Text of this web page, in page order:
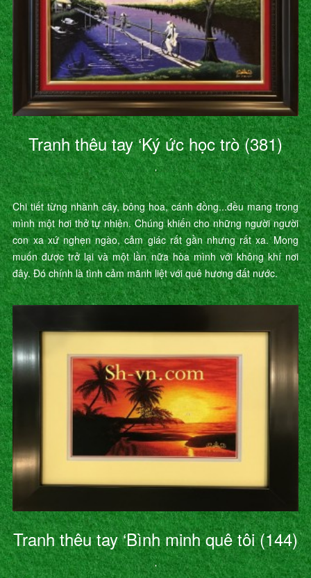
Tranh thêu tay ‘Ký ức học trò (381)
’
Chi tiết từng nhành cây, bông hoa, cánh đồng...đều mang trong
mình một hơi thở tự nhiên. Chúng khiến cho những người người
con xa xứ nghẹn ngào, cảm giác rất gần nhưng rất xa. Mong
muốn được trở lại và một lần nữa hòa mình với không khí nơi
đây. Đó chính là tình cảm mãnh liệt với quê hương đất nước.
Tranh thêu tay ‘Bình minh quê tôi (144)
’